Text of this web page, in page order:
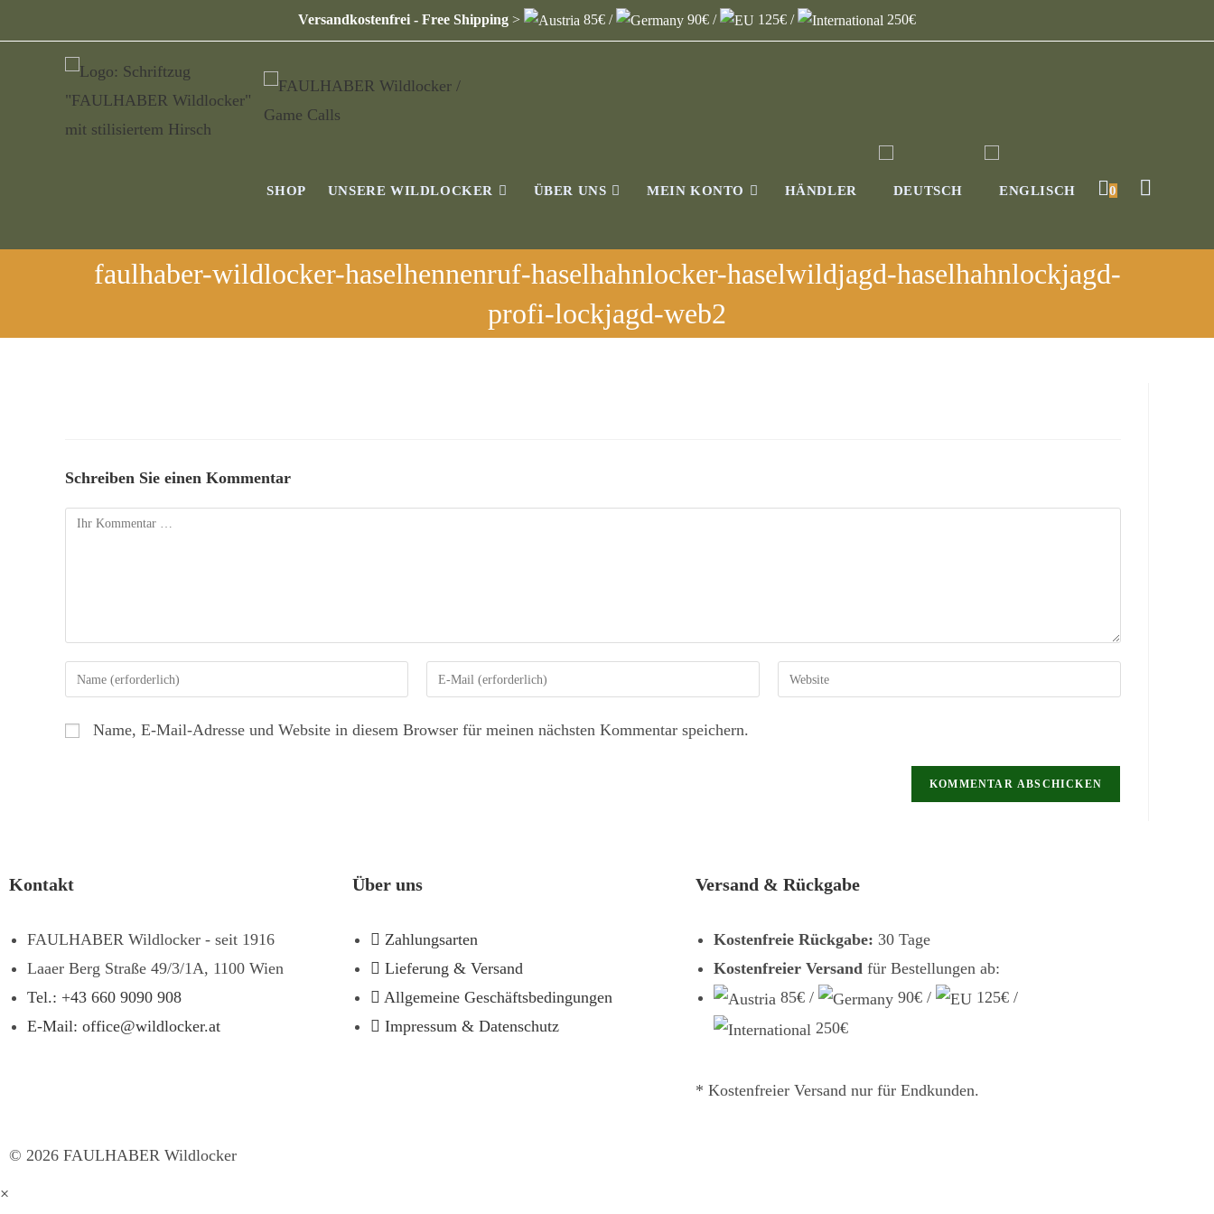
Versandkostenfrei - Free Shipping > 85€ / 90€ / 125€ / 250€
SHOP UNSERE WILDLOCKER ÜBER UNS MEIN KONTO HÄNDLER 0
faulhaber-wildlocker-haselhennenruf-haselhahnlocker-haselwildjagd-haselhahnlockjagd-
profi-lockjagd-web2
Schreiben Sie einen Kommentar
Name, E-Mail-Adresse und Website in diesem Browser für meinen nächsten Kommentar speichern.
Kontakt
FAULHABER Wildlocker - seit 1916
Laaer Berg Straße 49/3/1A, 1100 Wien
Tel.: +43 660 9090 908
E-Mail: office@wildlocker.at
Über uns
Zahlungsarten
Lieferung & Versand
Allgemeine Geschäftsbedingungen
Impressum & Datenschutz
Versand & Rückgabe
Kostenfreie Rückgabe: 30 Tage
Kostenfreier Versandfür Bestellungen ab:
85€ /
90€ /
125€ /
250€
* Kostenfreier Versand nur für Endkunden.
© 2026 FAULHABER Wildlocker
×